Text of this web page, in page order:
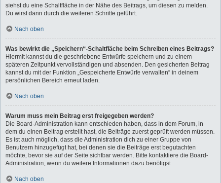
siehst du eine Schaltfläche in der Nähe des Beitrags, um diesen zu melden.
Du wirst dann durch die weiteren Schritte geführt.
Nach oben
Was bewirkt die „Speichern“-Schaltfläche beim Schreiben eines Beitrags?
Hiermit kannst du die geschriebene Entwürfe speichern und zu einem
späteren Zeitpunkt vervollständigen und absenden. Den gesicherten Beitrag
kannst du mit der Funktion „Gespeicherte Entwürfe verwalten“ in deinem
persönlichen Bereich erneut laden.
Nach oben
Warum muss mein Beitrag erst freigegeben werden?
Die Board-Administration kann entschieden haben, dass in dem Forum, in
dem du einen Beitrag erstellt hast, die Beiträge zuerst geprüft werden müssen.
Es ist auch möglich, dass die Administration dich zu einer Gruppe von
Benutzern hinzugefügt hat, bei denen sie die Beiträge erst begutachten
möchte, bevor sie auf der Seite sichtbar werden. Bitte kontaktiere die Board-
Administration, wenn du weitere Informationen dazu benötigst.
Nach oben